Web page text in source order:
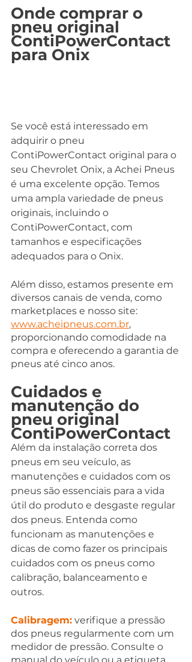
Onde comprar o
pneu original
ContiPowerContact
para Onix
Se você está interessado em
adquirir o pneu
ContiPowerContact original para o
seu Chevrolet Onix, a Achei Pneus
é uma excelente opção. Temos
uma ampla variedade de pneus
originais, incluindo o
ContiPowerContact, com
tamanhos e especificações
adequados para o Onix.
Além disso, estamos presente em
diversos canais de venda, como
marketplaces e nosso site:
www.acheipneus.com.br,
proporcionando comodidade na
compra e oferecendo a garantia de
pneus até cinco anos.
Cuidados e
manutenção do
pneu original
ContiPowerContact
Além da instalação correta dos
pneus em seu veículo, as
manutenções e cuidados com os
pneus são essenciais para a vida
útil do produto e desgaste regular
dos pneus. Entenda como
funcionam as manutenções e
dicas de como fazer os principais
cuidados com os pneus como
calibração, balanceamento e
outros.
Calibragem: verifique a pressão
dos pneus regularmente com um
medidor de pressão. Consulte o